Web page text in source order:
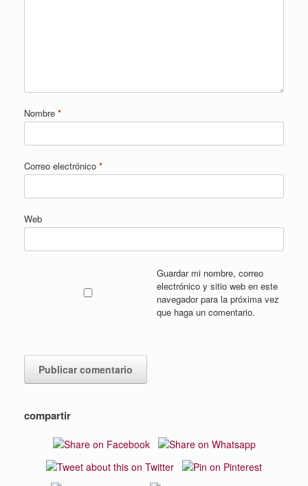
Nombre *
Correo electrónico *
Web
Guardar mi nombre, correo
electrónico y sitio web en este
navegador para la próxima vez
que haga un comentario.
compartir